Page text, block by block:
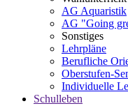
AG Aquaristik
AG "Going
Sonstiges
Lehrpläne
Berufliche
Oberstufen-
Individuelle
Schulleben